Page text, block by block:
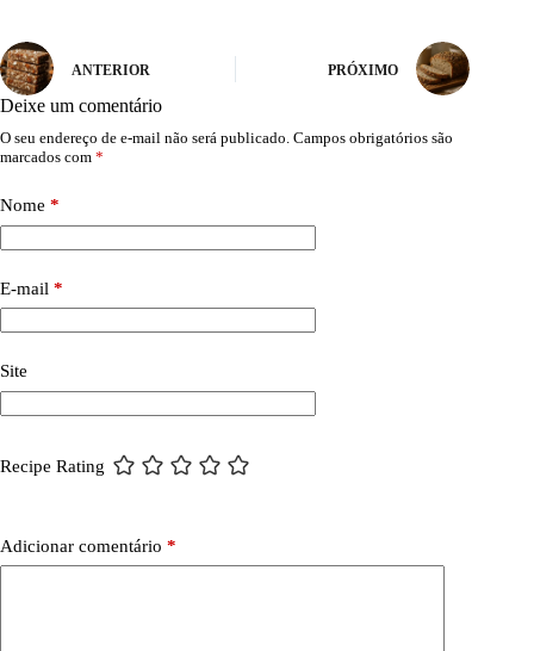
ANTERIOR PRÓXIMO
Deixe um comentário
O seu endereço de e-mail não será publicado. Campos obrigatórios são
marcados com *
Nome *
E-mail *
Site
Recipe Rating
Adicionar comentário *